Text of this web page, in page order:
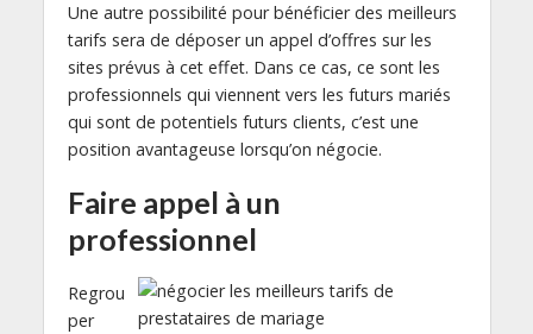
Une autre possibilité pour bénéficier des meilleurs
tarifs sera de déposer un appel d’offres sur les
sites prévus à cet effet. Dans ce cas, ce sont les
professionnels qui viennent vers les futurs mariés
qui sont de potentiels futurs clients, c’est une
position avantageuse lorsqu’on négocie.
Faire appel à un
professionnel
Regrou
per